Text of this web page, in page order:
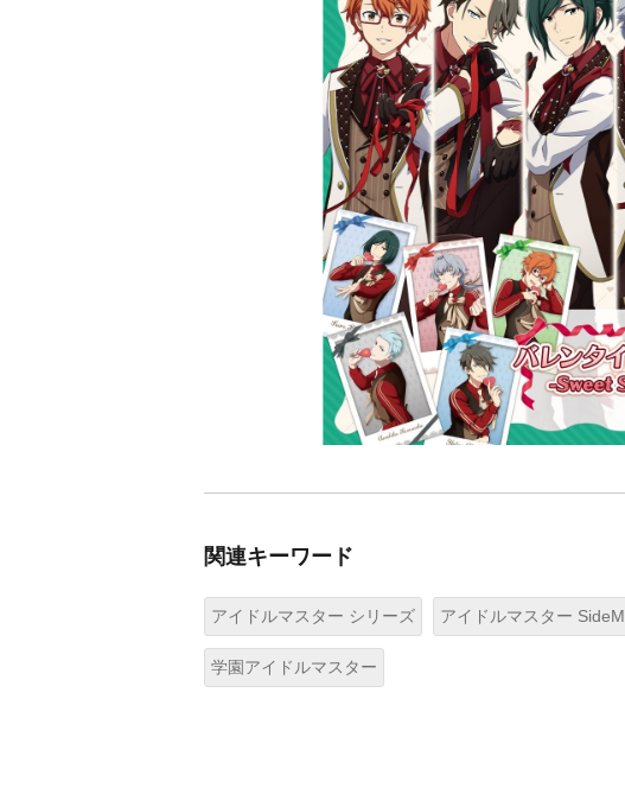
関連キーワード
アイドルマスター シリーズ アイドルマスター SideM
学園アイドルマスター